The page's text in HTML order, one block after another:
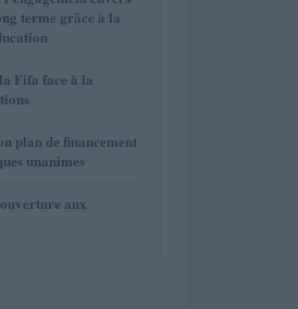
terme grâce à la
Fifa face à la
plan de financement
unanimes
aux